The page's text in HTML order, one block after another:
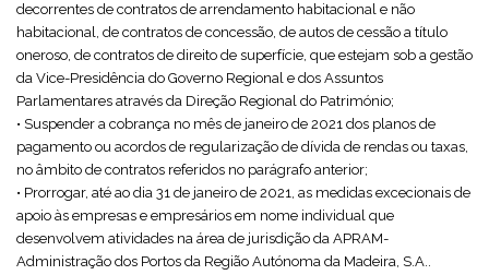
decorrentes de contratos de arrendamento habitacional e não
habitacional, de contratos de concessão, de autos de cessão a título
oneroso, de contratos de direito de superfície, que estejam sob a gestão
da Vice-Presidência do Governo Regional e dos Assuntos
Parlamentares através da Direção Regional do Património;
• Suspender a cobrança no mês de janeiro de 2021 dos planos de
pagamento ou acordos de regularização de dívida de rendas ou taxas,
no âmbito de contratos referidos no parágrafo anterior;
• Prorrogar, até ao dia 31 de janeiro de 2021, as medidas excecionais de
apoio às empresas e empresários em nome individual que
desenvolvem atividades na área de jurisdição da APRAM-
Administração dos Portos da Região Autónoma da Madeira, S.A..